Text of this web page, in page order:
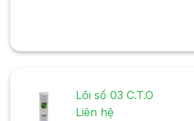
Lõi số 03 C.T.O
Liên hệ